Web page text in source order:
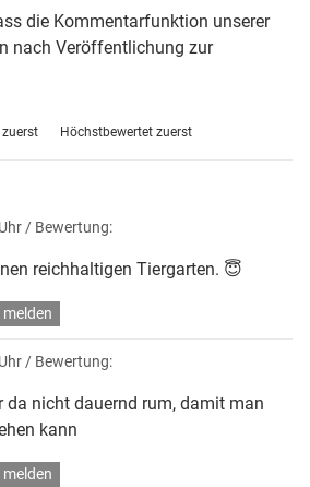
die Kommentarfunktion unserer
nach Veröffentlichung zur
Höchstbewertet zuerst
/ Bewertung:
reichhaltigen Tiergarten. 😇
/ Bewertung:
nicht dauernd rum, damit man
kann